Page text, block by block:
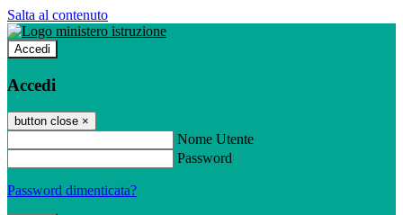
Salta al contenuto
Accedi
Accedi
button close ×
Nome Utente
Password
Password dimenticata?